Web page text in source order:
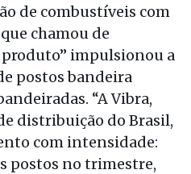
de combustíveis com
chamou de
produto” impulsionou a
postos bandeira
“A Vibra,
distribuição do Brasil,
com intensidade:
postos no trimestre,